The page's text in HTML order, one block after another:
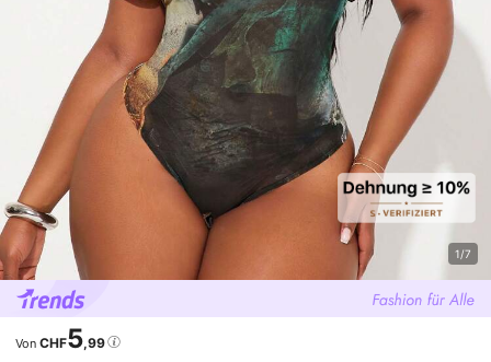
1/7
Von CHF5,99